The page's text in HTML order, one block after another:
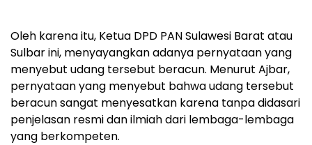
Oleh karena itu, Ketua DPD PAN Sulawesi Barat atau
Sulbar ini, menyayangkan adanya pernyataan yang
menyebut udang tersebut beracun. Menurut Ajbar,
pernyataan yang menyebut bahwa udang tersebut
beracun sangat menyesatkan karena tanpa didasari
penjelasan resmi dan ilmiah dari lembaga-lembaga
yang berkompeten.